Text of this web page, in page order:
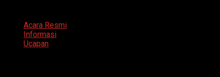
Acara Resmi
Informasi
Ucapan